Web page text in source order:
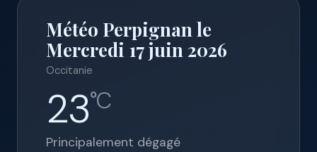
Météo Perpignan le
Mercredi 17 juin 2026
Occitanie
23°C
Principalement dégagé